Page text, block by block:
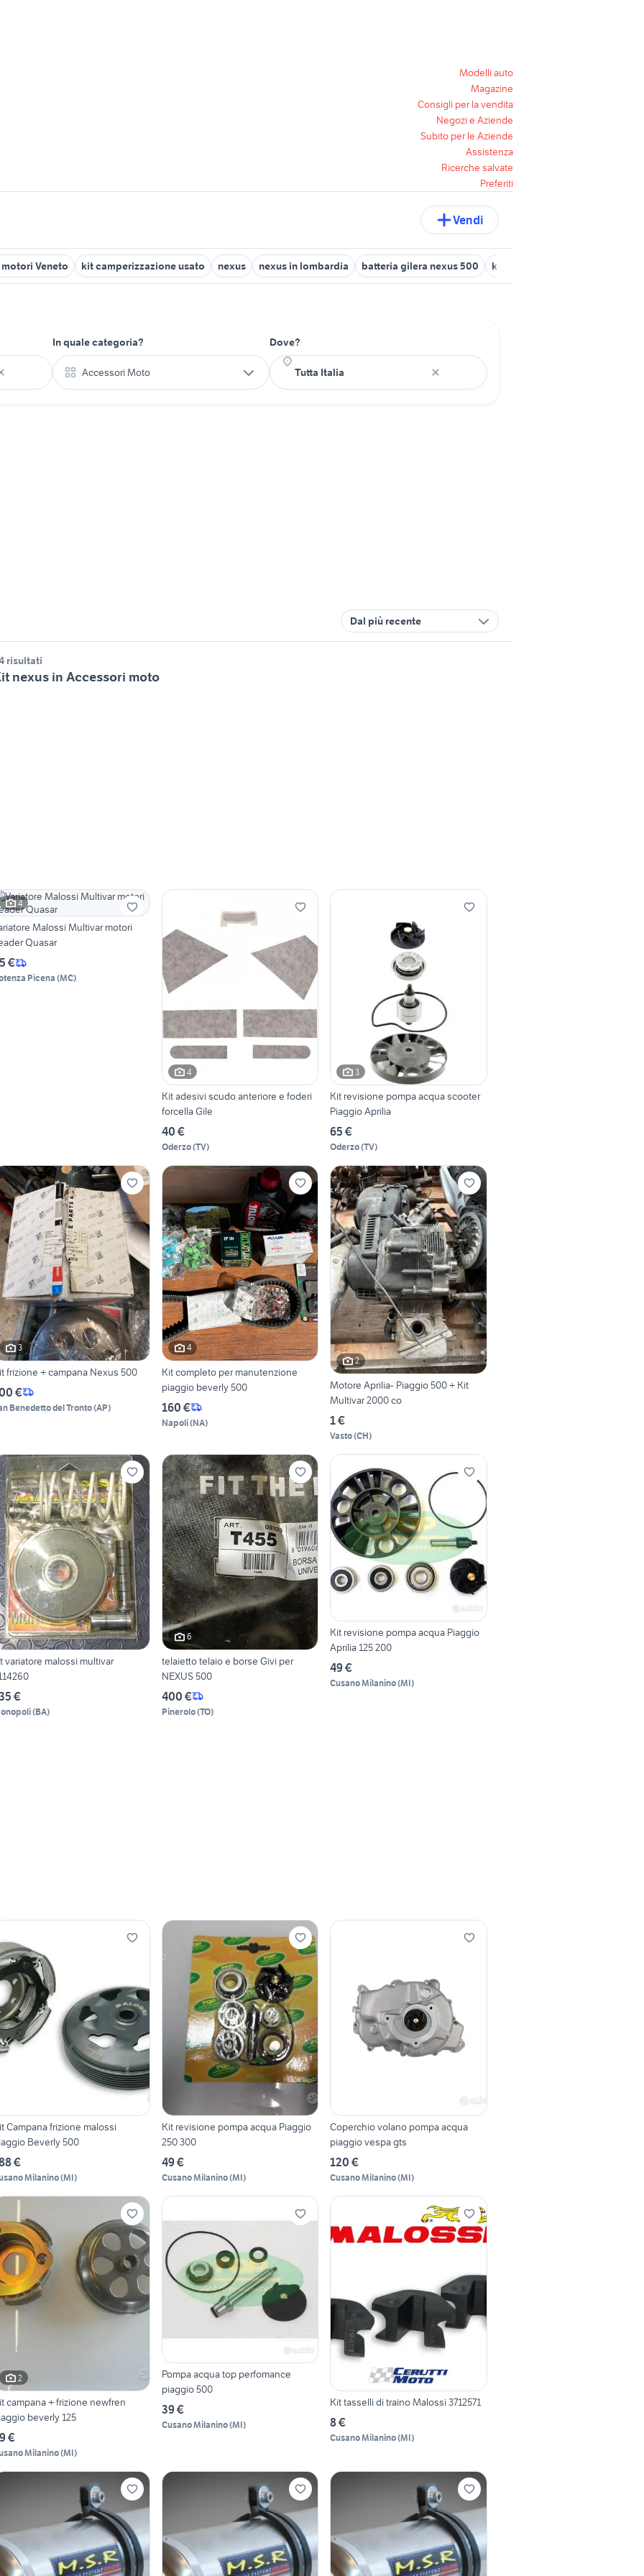
Modelli auto
Magazine
Consigli per la vendita
Negozi e Aziende
Subito per le Aziende
Assistenza
Ricerche salvate
Preferiti
Vendi
Veneto kit camperizzazione usato nexus nexus in lombardia batteria gilera nexus 500 kit supercar
In quale categoria?
Accessori Moto
Dove?
Dal più recente
risultati
nexus in Accessori moto
4
Malossi Multivar motori
Quasar
€
Picena (MC)
4
Kit adesivi scudo anteriore e foderi
forcella Gile
40 €
Oderzo(TV)
3
Kit revisione pompa acqua scooter
Piaggio Aprilia
65 €
Oderzo(TV)
3
frizione + campana Nexus 500
€
Benedetto del Tronto(AP)
4
Kit completo per manutenzione
piaggio beverly 500
160 €
Napoli(NA)
2
Motore Aprilia- Piaggio 500 + Kit
Multivar 2000 co
1 €
Vasto(CH)
variatore malossi multivar
€
(BA)
6
telaietto telaio e borse Givi per
NEXUS 500
400 €
Pinerolo(TO)
Kit revisione pompa acqua Piaggio
Aprilia 125 200
49 €
Cusano Milanino(MI)
Campana frizione malossi
Beverly 500
€
Milanino(MI)
Kit revisione pompa acqua Piaggio
250 300
49 €
Cusano Milanino(MI)
Coperchio volano pompa acqua
piaggio vespa gts
120 €
Cusano Milanino(MI)
2
campana + frizione newfren
beverly 125
€
Milanino(MI)
Pompa acqua top perfomance
piaggio 500
39 €
Cusano Milanino(MI)
Kit tasselli di traino Malossi 3712571
8 €
Cusano Milanino(MI)